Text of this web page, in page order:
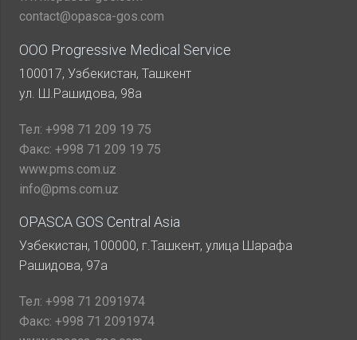
contact@opasca-gos.com
ООО Progressive Medical Service
100017, Узбекистан, Ташкент
ул. Ш.Рашидова, 98а
Тел: +998 71 209 19 75
Факс: +998 71 209 19 75
www.pms.com.uz
info@pms.com.uz
OPASCA GOS Central Asia
Узбекистан, 100000, г.Ташкент, улица Шарафа
Рашидова, 97а
Тел: +998 71 2091974
Факс: +998 71 2091974